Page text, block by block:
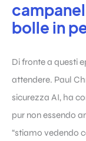
bolle in
Di fronte a questi
attendere. Paul
sicurezza AI, ha
pur non essendo
“stiamo vedendo